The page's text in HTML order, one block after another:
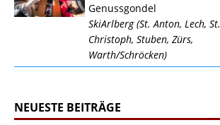
Genussgondel
SkiArlberg (St. Anton, Lech, St.
Christoph, Stuben, Zürs,
Warth/Schröcken)
NEUESTE BEITRÄGE